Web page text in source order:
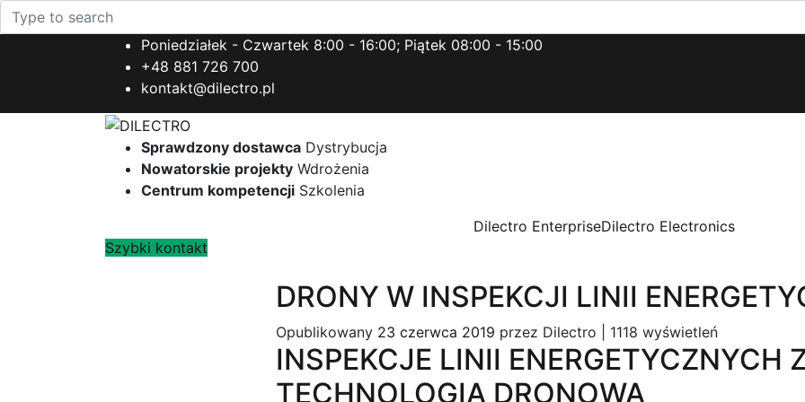
Poniedziałek - Czwartek 8:00 - 16:00; Piątek 08:00 - 15:00
+48 881 726 700
kontakt@dilectro.pl
Sprawdzony dostawca Dystrybucja
Nowatorskie projekty Wdrożenia
Centrum kompetencji Szkolenia
Dilectro EnterpriseDilectro Electronics
Szybki kontakt
DRONY W INSPEKCJI LINII
Opublikowany 23 czerwca 2019 przez Dilectro 1118 wyświetleń
INSPEKCJE LINII ENERGETYCZNYCH
TECHNOLOGIĄ DRONOWĄ